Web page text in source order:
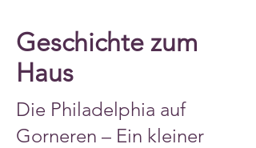
Geschichte zum
Haus
Die Philadelphia auf
Gorneren – Ein kleiner